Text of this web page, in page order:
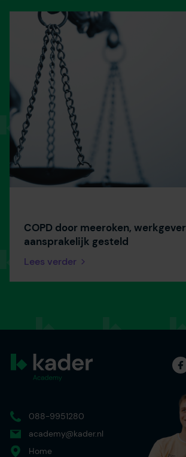
COPD door meeroken, werkgever
aansprakelijk gesteld
Lees verder
088-9951280
academy@kader.nl
Home